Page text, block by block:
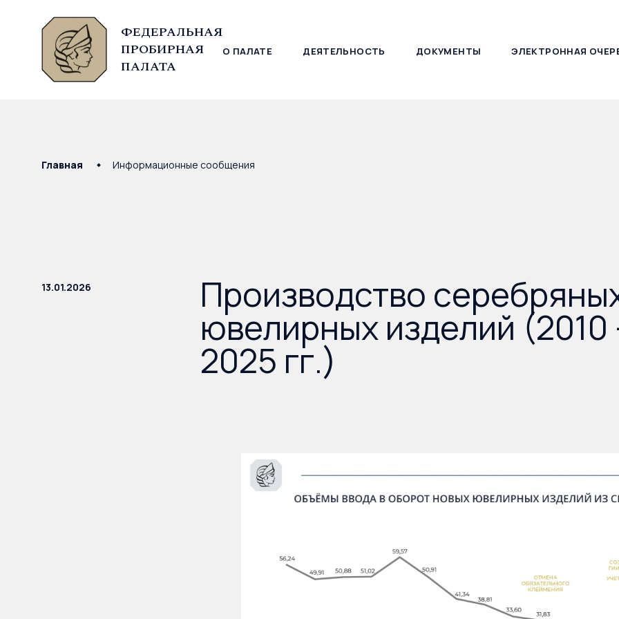
ФЕДЕРАЛЬНАЯ
ПРОБИРНАЯ
ПАЛАТА
О ПАЛАТЕ ДЕЯТЕЛЬНОСТЬ ДОКУМЕНТЫ ЭЛЕКТРОННАЯ
© Федеральная пробирная палата, 2026
Главная Информационные сообщения
13.01.2026 Производство
ювелирных изделий
2025 гг.)